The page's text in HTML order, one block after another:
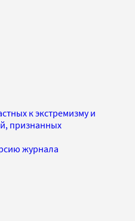
к экстремизму и
признанных
журнала